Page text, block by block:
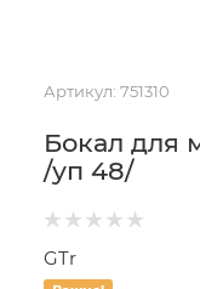
Артикул: 751310
Бокал для
/уп 48/
GTr